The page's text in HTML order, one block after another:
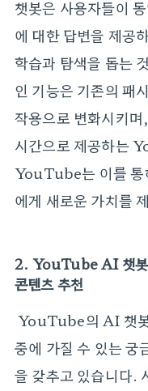
챗봇은 사용자들이
에 대한 답변을 제공
학습과 탐색을 돕는
인 기능은 기존의 패
작용으로 변화시키
시간으로 제공하는
YouTube는 이를 통
에게 새로운 가치를
2. YouTube AI 챗봇
콘텐츠 추천
YouTube의 AI 챗봇
중에 가질 수 있는 궁
을 갖추고 있습니다.